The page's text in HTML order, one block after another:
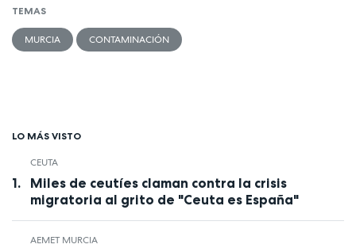
TEMAS
MURCIA CONTAMINACIÓN
LO MÁS VISTO
CEUTA
Miles de ceutíes claman contra la crisis
migratoria al grito de "Ceuta es España"
AEMET MURCIA